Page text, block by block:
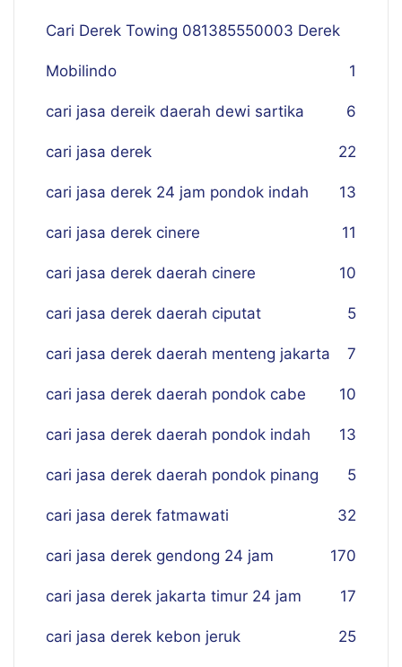
Cari Derek Towing 081385550003 Derek
Mobilindo 1
cari jasa dereik daerah dewi sartika 6
cari jasa derek 22
cari jasa derek 24 jam pondok indah 13
cari jasa derek cinere 11
cari jasa derek daerah cinere 10
cari jasa derek daerah ciputat 5
cari jasa derek daerah menteng jakarta 7
cari jasa derek daerah pondok cabe 10
cari jasa derek daerah pondok indah 13
cari jasa derek daerah pondok pinang 5
cari jasa derek fatmawati 32
cari jasa derek gendong 24 jam 170
cari jasa derek jakarta timur 24 jam 17
cari jasa derek kebon jeruk 25